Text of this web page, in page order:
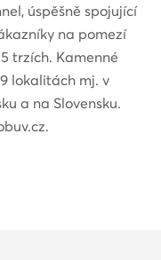
úspěšně spojující
na pomezí
trzích. Kamenné
lokalitách mj. v
a na Slovensku.